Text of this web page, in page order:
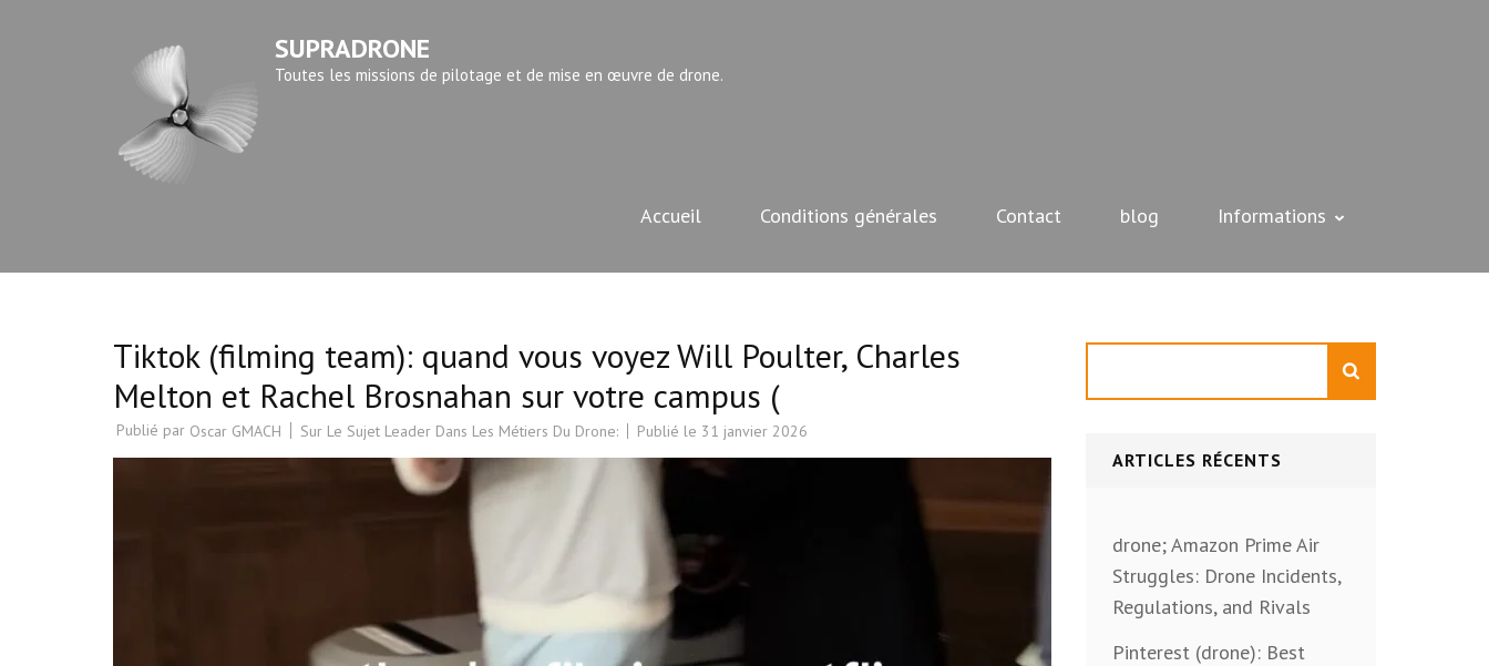
SUPRADRONE
Toutes les missions de pilotage et de mise en œuvre de drone.
Accueil Conditions générales Contact blog Informations
Tiktok (filming team): quand vous voyez Will Poulter, Charles
Melton et Rachel Brosnahan sur votre campus (
Publié par Oscar GMACH Sur Le Sujet Leader Dans Les Métiers Du Drone: Publié le 31 janvier 2026
ARTICLES RÉCENTS
drone; Amazon Prime Air
Struggles: Drone Incidents,
Regulations, and Rivals
Pinterest (drone): Best